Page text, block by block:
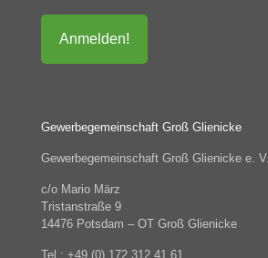
Gewerbegemeinschaft Groß Glienicke
Gewerbegemeinschaft Groß Glienicke e. V.
c/o Mario März
Tristanstraße 9
14476 Potsdam – OT Groß Glienicke
Tel.: +49 (0) 172 312 41 61